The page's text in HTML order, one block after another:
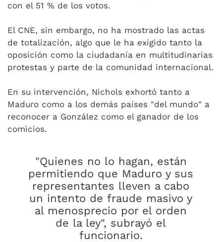
con el 51 % de los votos.
El CNE, sin embargo, no ha mostrado las actas
de totalización, algo que le ha exigido tanto la
oposición como la ciudadanía en multitudinarias
protestas y parte de la comunidad internacional.
En su intervención, Nichols exhortó tanto a
Maduro como a los demás países "del mundo" a
reconocer a González como el ganador de los
comicios.
"Quienes no lo hagan, están
permitiendo que Maduro y sus
representantes lleven a cabo
un intento de fraude masivo y
al menosprecio por el orden
de la ley", subrayó el
funcionario.